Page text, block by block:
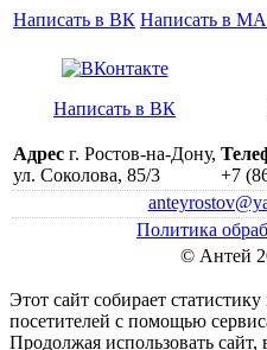
Написать в ВК Написать в
Написать в ВК
Адрес г. Ростов-на-Дону,
ул. Соколова, 85/3
+7
Политика
© Антей
Этот сайт собирает
посетителей c помощью
Продолжая использовать сайт,